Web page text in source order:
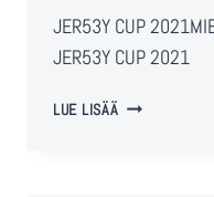
JER53Y CUP
JER53Y CUP 2021
LUE LISÄÄ